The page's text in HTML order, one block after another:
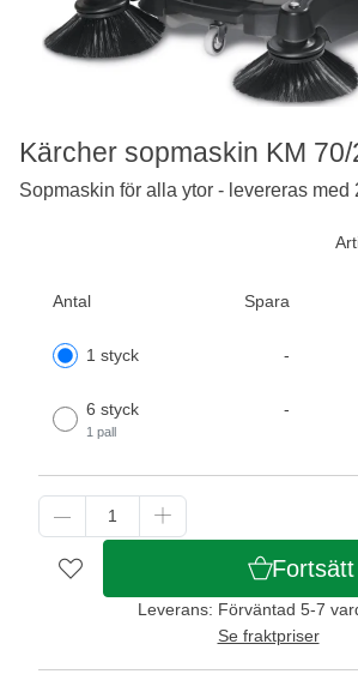
Antal Spara
1 styck -
6 styck
1 pall
-
Fortsätt
Leverans: Förväntad 5-7
Se fraktpriser
Kärcher sopmaskin KM
Sopmaskin för alla ytor - levereras med